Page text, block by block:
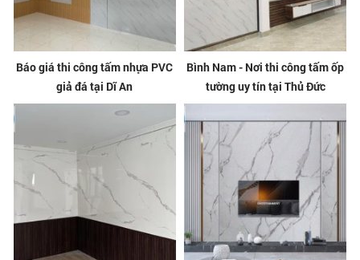
Báo giá thi công tấm nhựa PVC
giả đá tại Dĩ An
Bình Nam - Nơi thi công tấm ốp
tường uy tín tại Thủ Đức